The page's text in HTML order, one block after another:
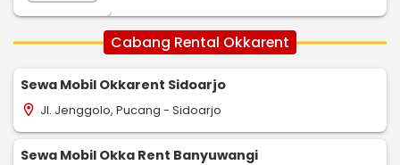
Cabang Rental Okkarent
Sewa Mobil Okkarent Sidoarjo
location_on Jl. Jenggolo, Pucang - Sidoarjo
Sewa Mobil Okka Rent Banyuwangi